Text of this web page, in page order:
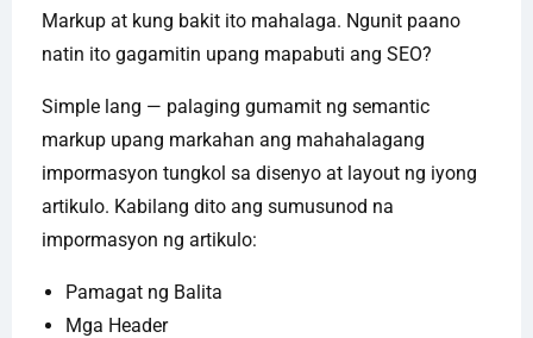
Markup at kung bakit ito mahalaga. Ngunit paano
natin ito gagamitin upang mapabuti ang SEO?
Simple lang — palaging gumamit ng semantic
markup upang markahan ang mahahalagang
impormasyon tungkol sa disenyo at layout ng iyong
artikulo. Kabilang dito ang sumusunod na
impormasyon ng artikulo:
Pamagat ng Balita
Mga Header